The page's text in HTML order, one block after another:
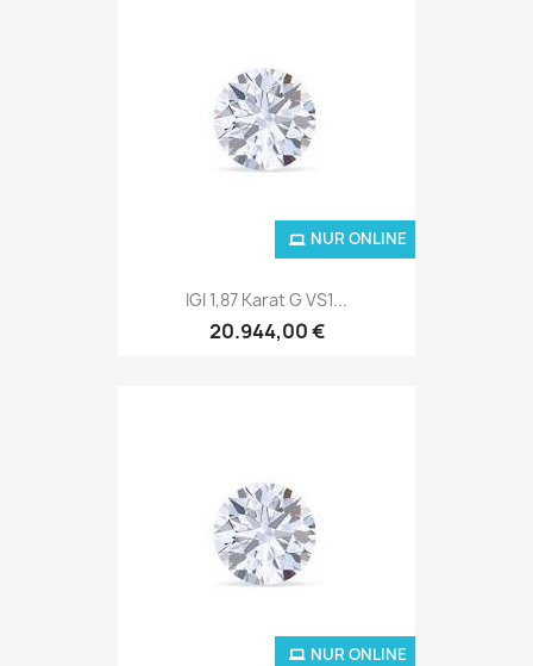
IGI 1,87 Karat G VS1...
20.944,00 €
NUR ONLINE
NUR ONLINE